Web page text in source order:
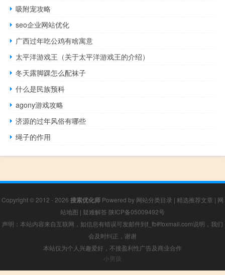
吸附宠攻略
seo企业网站优化
广西过年吃公鸡有啥寓意
太平洋游戏王（关于太平洋游戏王的介绍）
冬天露脚踝怎么配袜子
什么是民族预科
agony游戏攻略
济源的过年风俗有哪些
绳子的作用
Copyright © 2012 - 2026 搜索优化师 Powered by 网站分类目录 | 精选推荐文章 | 网
站地图 | 疑难解答 陕ICP备05009492号
声明：本站内容来自互联网，如信息有错误可发邮件到f_fb#foxmail.com说明，我们
会及时纠正，谢谢
本站仅为个人兴趣爱好，不接盈利性广告及商业合作
小男孩